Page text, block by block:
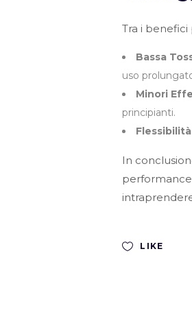
Tra i
Bassa
uso
Minori
principianti.
Flessibilità
In
LIKE